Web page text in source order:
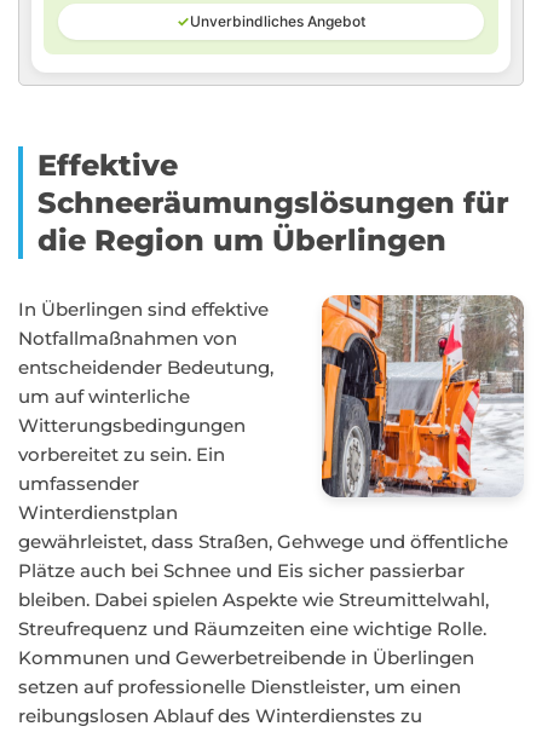
✓Unverbindliches Angebot
Effektive
Schneeräumungslösungen für
die Region um Überlingen
In Überlingen sind effektive
Notfallmaßnahmen von
entscheidender Bedeutung,
um auf winterliche
Witterungsbedingungen
vorbereitet zu sein. Ein
umfassender
Winterdienstplan
gewährleistet, dass Straßen, Gehwege und öffentliche
Plätze auch bei Schnee und Eis sicher passierbar
bleiben. Dabei spielen Aspekte wie Streumittelwahl,
Streufrequenz und Räumzeiten eine wichtige Rolle.
Kommunen und Gewerbetreibende in Überlingen
setzen auf professionelle Dienstleister, um einen
reibungslosen Ablauf des Winterdienstes zu